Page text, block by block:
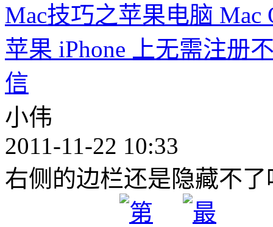
Mac技巧之苹果电脑 Mac
苹果 iPhone 上无需注册
信
小伟
2011-11-22 10:33
右侧的边栏还是隐藏不了